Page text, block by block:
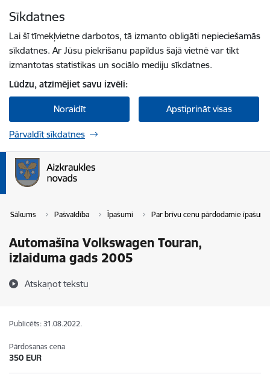
Sīkdatnes
Lai šī tīmekļvietne darbotos, tā izmanto obligāti nepieciešamās
sīkdatnes. Ar Jūsu piekrišanu papildus šajā vietnē var tikt
izmantotas statistikas un sociālo mediju sīkdatnes.
Lūdzu, atzīmējiet savu izvēli:
Noraidīt Apstiprināt visas
Pārvaldīt sīkdatnes
Sākums Pašvaldība Īpašumi Par brīvu cenu pārdodamie īpašumi
Automašīna Volkswagen Touran,
izlaiduma gads 2005
Atskaņot tekstu
Publicēts: 31.08.2022.
Pārdošanas cena
350 EUR